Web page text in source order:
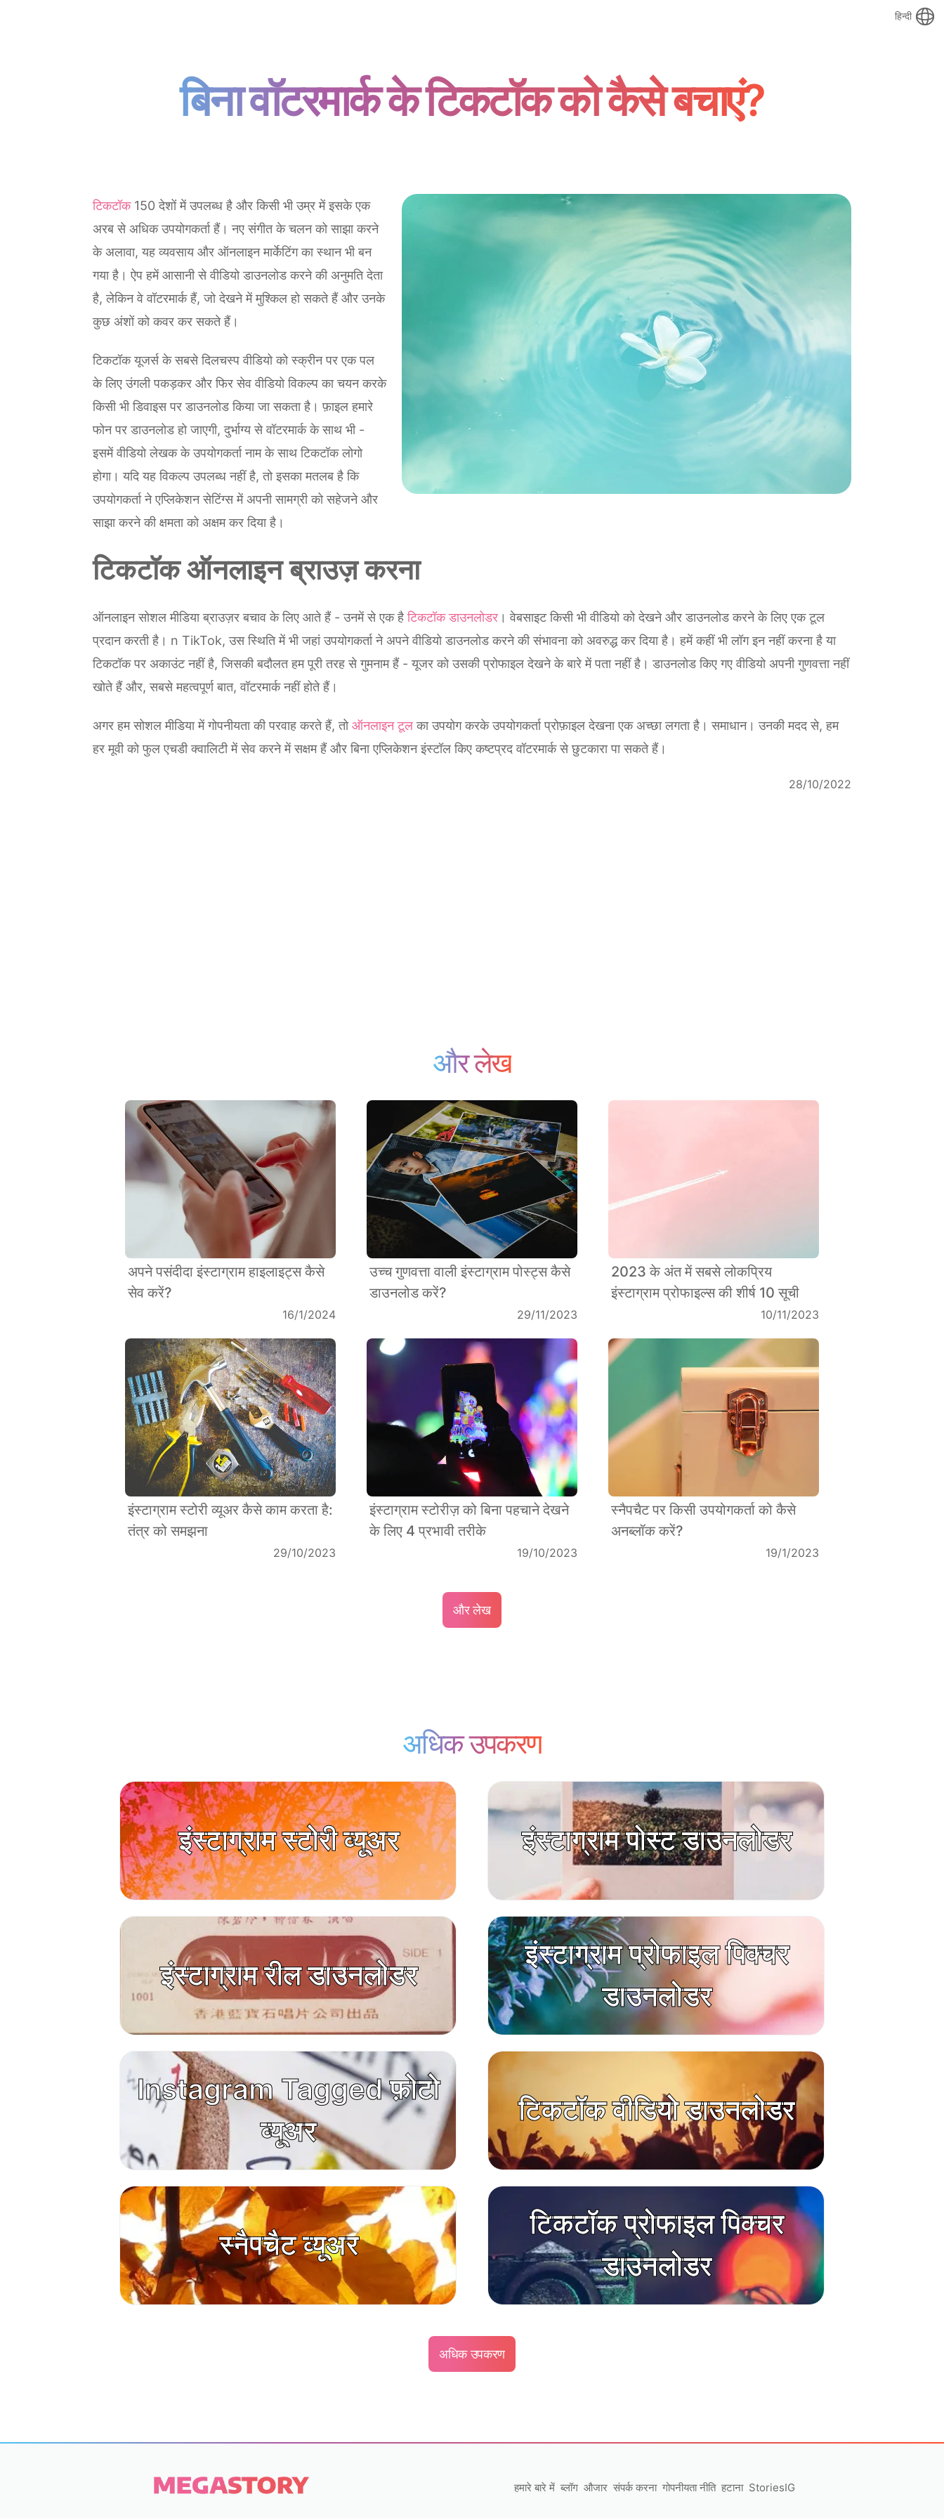
हिन्दी
बिना वॉटरमार्क के टिकटॉक को कैसे बचाएं?
टिकटॉक150 देशों में उपलब्ध है और किसी भी उम्र में इसके एक
अरब से अधिक उपयोगकर्ता हैं। नए संगीत के चलन को साझा करने
के अलावा, यह व्यवसाय और ऑनलाइन मार्केटिंग का स्थान भी बन
गया है। ऐप हमें आसानी से वीडियो डाउनलोड करने की अनुमति देता
है, लेकिन वे वॉटरमार्क हैं, जो देखने में मुश्किल हो सकते हैं और उनके
कुछ अंशों को कवर कर सकते हैं।
टिकटॉक यूजर्स के सबसे दिलचस्प वीडियो को स्क्रीन पर एक पल
के लिए उंगली पकड़कर और फिर सेव वीडियो विकल्प का चयन करके
किसी भी डिवाइस पर डाउनलोड किया जा सकता है। फ़ाइल हमारे
फोन पर डाउनलोड हो जाएगी, दुर्भाग्य से वॉटरमार्क के साथ भी -
इसमें वीडियो लेखक के उपयोगकर्ता नाम के साथ टिकटॉक लोगो
होगा। यदि यह विकल्प उपलब्ध नहीं है, तो इसका मतलब है कि
उपयोगकर्ता ने एप्लिकेशन सेटिंग्स में अपनी सामग्री को सहेजने और
साझा करने की क्षमता को अक्षम कर दिया है।
टिकटॉक ऑनलाइन ब्राउज़ करना
ऑनलाइन सोशल मीडिया ब्राउज़र बचाव के लिए आते हैं - उनमें से एक हैटिकटॉक डाउनलोडर । वेबसाइट किसी भी वीडियो को देखने और डाउनलोड करने के लिए एक टूल
प्रदान करती है। n TikTok, उस स्थिति में भी जहां उपयोगकर्ता ने अपने वीडियो डाउनलोड करने की संभावना को अवरुद्ध कर दिया है। हमें कहीं भी लॉग इन नहीं करना है या
टिकटॉक पर अकाउंट नहीं है, जिसकी बदौलत हम पूरी तरह से गुमनाम हैं - यूजर को उसकी प्रोफाइल देखने के बारे में पता नहीं है। डाउनलोड किए गए वीडियो अपनी गुणवत्ता नहीं
खोते हैं और, सबसे महत्वपूर्ण बात, वॉटरमार्क नहीं होते हैं।
अगर हम सोशल मीडिया में गोपनीयता की परवाह करते हैं, तोऑनलाइन टूलका उपयोग करके उपयोगकर्ता प्रोफ़ाइल देखना एक अच्छा लगता है। समाधान। उनकी मदद से, हम
हर मूवी को फुल एचडी क्वालिटी में सेव करने में सक्षम हैं और बिना एप्लिकेशन इंस्टॉल किए कष्टप्रद वॉटरमार्क से छुटकारा पा सकते हैं।
28/10/2022
और लेख
अपने पसंदीदा इंस्टाग्राम हाइलाइट्स कैसे
सेव करें?
16/1/2024
उच्च गुणवत्ता वाली इंस्टाग्राम पोस्ट्स कैसे
डाउनलोड करें?
29/11/2023
2023 के अंत में सबसे लोकप्रिय
इंस्टाग्राम प्रोफाइल्स की शीर्ष 10 सूची
10/11/2023
इंस्टाग्राम स्टोरी व्यूअर कैसे काम करता है:
तंत्र को समझना
29/10/2023
इंस्टाग्राम स्टोरीज़ को बिना पहचाने देखने
के लिए 4 प्रभावी तरीके
19/10/2023
स्नैपचैट पर किसी उपयोगकर्ता को कैसे
अनब्लॉक करें?
19/1/2023
और लेख
अधिक उपकरण
इंस्टाग्राम स्टोरी व्यूअर इंस्टाग्राम पोस्ट डाउनलोडर
इंस्टाग्राम रील डाउनलोडर
इंस्टाग्राम प्रोफाइल पिक्चर
डाउनलोडर
Instagram Tagged फ़ोटो
व्यूअर
टिकटॉक वीडियो डाउनलोडर
स्नैपचैट व्यूअर
टिकटॉक प्रोफाइल पिक्चर
डाउनलोडर
अधिक उपकरण
हमारे बारे में ब्लॉग औजार संपर्क करना गोपनीयता नीति हटाना StoriesIG